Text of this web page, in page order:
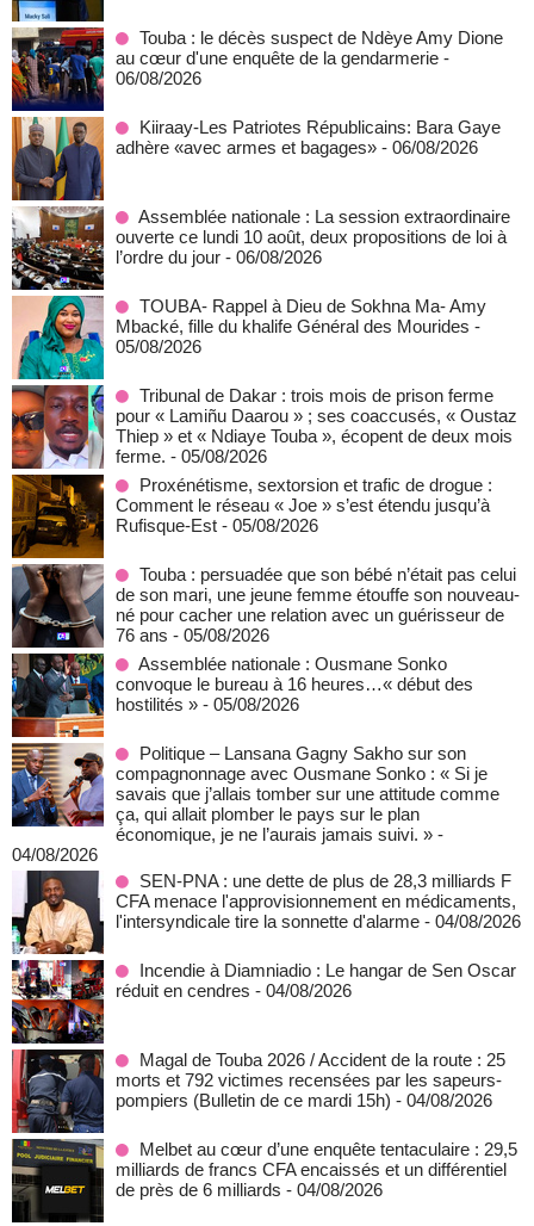
Touba : le décès suspect de Ndèye Amy Dione
au cœur d'une enquête de la gendarmerie -
06/08/2026
Kiiraay-Les Patriotes Républicains: Bara Gaye
adhère «avec armes et bagages» - 06/08/2026
Assemblée nationale : La session extraordinaire
ouverte ce lundi 10 août, deux propositions de loi à
l’ordre du jour - 06/08/2026
TOUBA- Rappel à Dieu de Sokhna Ma- Amy
Mbacké, fille du khalife Général des Mourides -
05/08/2026
Tribunal de Dakar : trois mois de prison ferme
pour « Lamiñu Daarou » ; ses coaccusés, « Oustaz
Thiep » et « Ndiaye Touba », écopent de deux mois
ferme. - 05/08/2026
Proxénétisme, sextorsion et trafic de drogue :
Comment le réseau « Joe » s’est étendu jusqu’à
Rufisque-Est - 05/08/2026
Touba : persuadée que son bébé n’était pas celui
de son mari, une jeune femme étouffe son nouveau-
né pour cacher une relation avec un guérisseur de
76 ans - 05/08/2026
Assemblée nationale : Ousmane Sonko
convoque le bureau à 16 heures…« début des
hostilités » - 05/08/2026
Politique – Lansana Gagny Sakho sur son
compagnonnage avec Ousmane Sonko : « Si je
savais que j’allais tomber sur une attitude comme
ça, qui allait plomber le pays sur le plan
économique, je ne l’aurais jamais suivi. » -
04/08/2026
SEN-PNA : une dette de plus de 28,3 milliards F
CFA menace l'approvisionnement en médicaments,
l'intersyndicale tire la sonnette d'alarme - 04/08/2026
Incendie à Diamniadio : Le hangar de Sen Oscar
réduit en cendres - 04/08/2026
Magal de Touba 2026 / Accident de la route : 25
morts et 792 victimes recensées par les sapeurs-
pompiers (Bulletin de ce mardi 15h) - 04/08/2026
Melbet au cœur d’une enquête tentaculaire : 29,5
milliards de francs CFA encaissés et un différentiel
de près de 6 milliards - 04/08/2026